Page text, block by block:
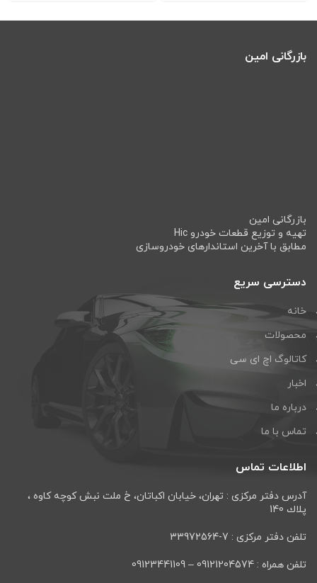
بازرگانی امین
بازرگانی امین
تهیه و توزیع قطعات خودرو Hic
مطابق با آخرین استاندارهای خودروسازی
دسترسی سریع
خانه
محصولات
کاتالوگ اچ ای سی
اخبار
درباره ما
تماس با ما
اطلاعات تماس
آدرس دفتر مرکزی : تهران، خيابان اكباتان، خ ملت نبش كوچه كاوه ،
پلاك 140
تلفن دفتر مرکزی : 7-33972564
تلفن همراه : 09121204574 – 09123441109